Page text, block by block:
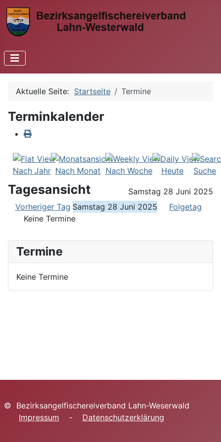
Termine
Keine Termine
Aktuelle Seite: Startseite Termine
Terminkalender
Nach Jahr Nach Monat Nach Woche Heute Suche
Tagesansicht
Samstag 28 Juni 2025
Vorheriger Tag Samstag 28 Juni 2025
Folgetag
Keine Termine
© Bezirksangelfischereiverband Lahn-Weserwald
Impressum - Datenschutzerklärung